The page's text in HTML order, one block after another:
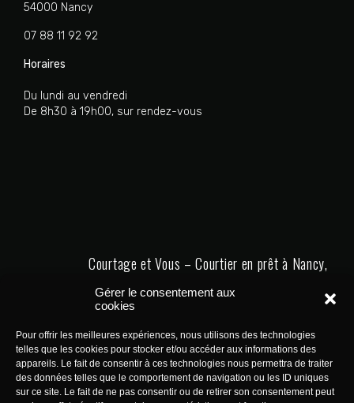
Gérer le consentement aux
cookies
Pour offrir les meilleures expériences, nous utilisons des technologies
telles que les cookies pour stocker et/ou accéder aux informations des
appareils. Le fait de consentir à ces technologies nous permettra de traiter
des données telles que le comportement de navigation ou les ID uniques
sur ce site. Le fait de ne pas consentir ou de retirer son consentement peut
54000 Nancy
07 88 11 92 92
Horaires
Du lundi au vendredi
De 8h30 à 19h00, sur rendez-vous
Courtage et Vous – Courtier en prêt à Nancy,